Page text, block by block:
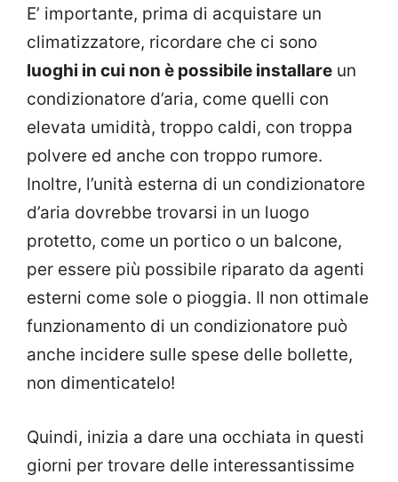
E’ importante, prima di acquistare un
climatizzatore, ricordare che ci sono
luoghi in cui non è possibile installare un
condizionatore d’aria, come quelli con
elevata umidità, troppo caldi, con troppa
polvere ed anche con troppo rumore.
Inoltre, l’unità esterna di un condizionatore
d’aria dovrebbe trovarsi in un luogo
protetto, come un portico o un balcone,
per essere più possibile riparato da agenti
esterni come sole o pioggia. Il non ottimale
funzionamento di un condizionatore può
anche incidere sulle spese delle bollette,
non dimenticatelo!
Quindi, inizia a dare una occhiata in questi
giorni per trovare delle interessantissime